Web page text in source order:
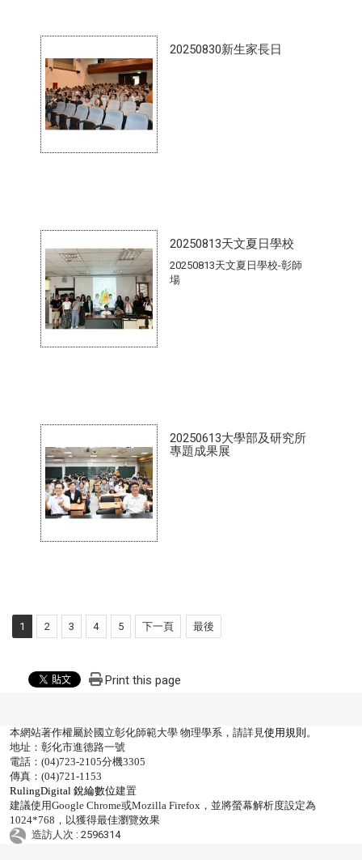
20250830新生家長日
20250813天文夏日學校
20250813天文夏日學校-彰師
場
20250613大學部及研究所
專題成果展
1 2 3 4 5 下一頁 最後
Print this page
本網站著作權屬於國立彰化師範大學 物理學系，請詳見使用規則 。
地址：彰化市進德路一號
電話：(04)723-2105分機3305
傳真：(04)721-1153
RulingDigital 銳綸數位建置
建議使用Google Chrome或Mozilla Firefox，並將螢幕解析度設定為
1024*768，以獲得最佳瀏覽效果
造訪人次 : 2596314